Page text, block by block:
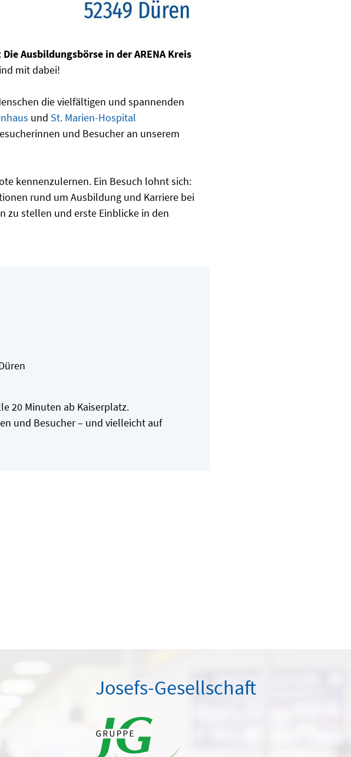
Die Ausbildungsbörse in der ARENA Kreis
mit dabei!
die vielfältigen und spannenden
und St. Marien-Hospital
und Besucher an unserem
kennenzulernen. Ein Besuch lohnt sich:
rund um Ausbildung und Karriere bei
zu stellen und erste Einblicke in den
20 Minuten ab Kaiserplatz.
und Besucher – und vielleicht auf
Josefs-Gesellschaft